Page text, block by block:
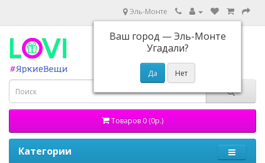
Эль-Монте
Ваш город —Эль-Монте
Угадали?
Товаров 0 (0р.)
Категории